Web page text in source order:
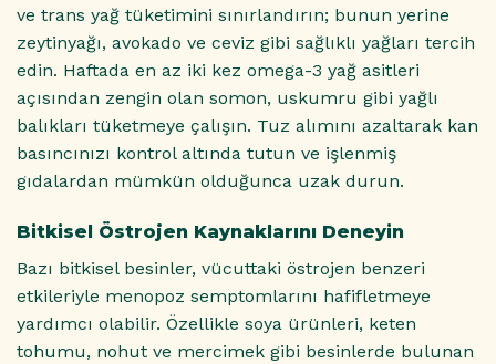
ve trans yağ tüketimini sınırlandırın; bunun yerine
zeytinyağı, avokado ve ceviz gibi sağlıklı yağları tercih
edin. Haftada en az iki kez omega-3 yağ asitleri
açısından zengin olan somon, uskumru gibi yağlı
balıkları tüketmeye çalışın. Tuz alımını azaltarak kan
basıncınızı kontrol altında tutun ve işlenmiş
gıdalardan mümkün olduğunca uzak durun.
Bitkisel Östrojen Kaynaklarını Deneyin
Bazı bitkisel besinler, vücuttaki östrojen benzeri
etkileriyle menopoz semptomlarını hafifletmeye
yardımcı olabilir. Özellikle soya ürünleri, keten
tohumu, nohut ve mercimek gibi besinlerde bulunan